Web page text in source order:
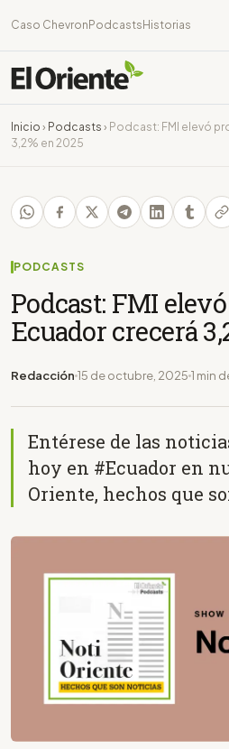
Caso Chevron Podcasts Historias
Inicio › Podcasts › Podcast: FMI elevó
3,2% en 2025
PODCASTS
Podcast: FMI
Ecuador crecerá
Redacción 15 de octubre, 2025 1 min
Entérese de las
hoy en #Ecuador en
Oriente, hechos que